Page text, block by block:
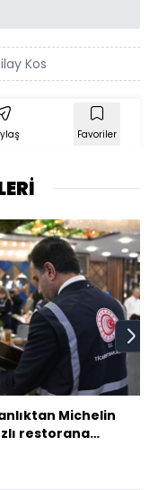
Kos
Favoriler
Michelin
restorana